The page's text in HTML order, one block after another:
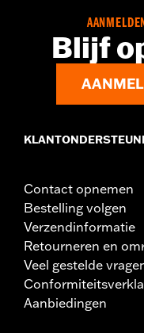
Blijf
Contact opnemen
Bestelling volgen
Verzendinformatie
Retourneren en
Veel gestelde
Aanbiedingen